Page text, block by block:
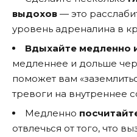
выдохов — это
уровень адреналина в
Вдыхайте медленно
медленнее и дольше
поможет вам
тревоги на внутреннее
Медленно
отвлечься от того, что